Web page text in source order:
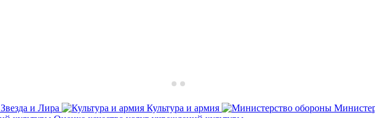
Звезда и Лира Культура и армия